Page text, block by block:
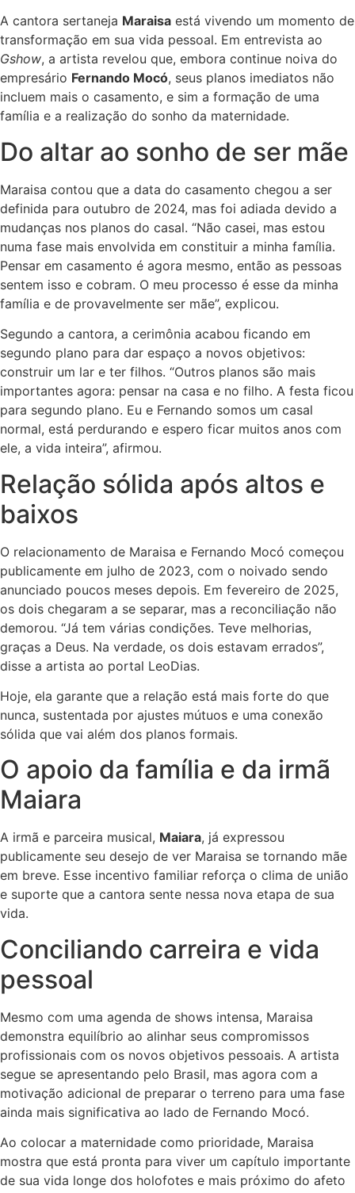
A cantora sertaneja Maraisa está vivendo um momento de
transformação em sua vida pessoal. Em entrevista ao
Gshow, a artista revelou que, embora continue noiva do
empresário Fernando Mocó, seus planos imediatos não
incluem mais o casamento, e sim a formação de uma
família e a realização do sonho da maternidade.
Do altar ao sonho de ser mãe
Maraisa contou que a data do casamento chegou a ser
definida para outubro de 2024, mas foi adiada devido a
mudanças nos planos do casal. “Não casei, mas estou
numa fase mais envolvida em constituir a minha família.
Pensar em casamento é agora mesmo, então as pessoas
sentem isso e cobram. O meu processo é esse da minha
família e de provavelmente ser mãe”, explicou.
Segundo a cantora, a cerimônia acabou ficando em
segundo plano para dar espaço a novos objetivos:
construir um lar e ter filhos. “Outros planos são mais
importantes agora: pensar na casa e no filho. A festa ficou
para segundo plano. Eu e Fernando somos um casal
normal, está perdurando e espero ficar muitos anos com
ele, a vida inteira”, afirmou.
Relação sólida após altos e
baixos
O relacionamento de Maraisa e Fernando Mocó começou
publicamente em julho de 2023, com o noivado sendo
anunciado poucos meses depois. Em fevereiro de 2025,
os dois chegaram a se separar, mas a reconciliação não
demorou. “Já tem várias condições. Teve melhorias,
graças a Deus. Na verdade, os dois estavam errados”,
disse a artista ao portal LeoDias.
Hoje, ela garante que a relação está mais forte do que
nunca, sustentada por ajustes mútuos e uma conexão
sólida que vai além dos planos formais.
O apoio da família e da irmã
Maiara
A irmã e parceira musical, Maiara, já expressou
publicamente seu desejo de ver Maraisa se tornando mãe
em breve. Esse incentivo familiar reforça o clima de união
e suporte que a cantora sente nessa nova etapa de sua
vida.
Conciliando carreira e vida
pessoal
Mesmo com uma agenda de shows intensa, Maraisa
demonstra equilíbrio ao alinhar seus compromissos
profissionais com os novos objetivos pessoais. A artista
segue se apresentando pelo Brasil, mas agora com a
motivação adicional de preparar o terreno para uma fase
ainda mais significativa ao lado de Fernando Mocó.
Ao colocar a maternidade como prioridade, Maraisa
mostra que está pronta para viver um capítulo importante
de sua vida longe dos holofotes e mais próximo do afeto